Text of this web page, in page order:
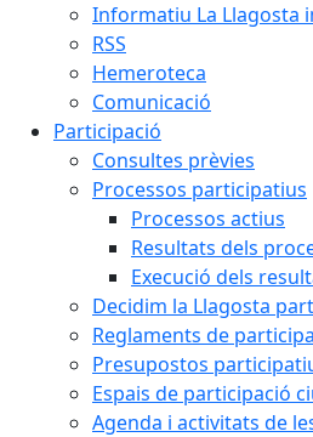
Informatiu La Llagosta
RSS
Hemeroteca
Comunicació
Participació
Consultes prèvies
Processos participatius
Processos actius
Resultats dels
Execució dels
Decidim la Llagosta
Reglaments de
Presupostos
Espais de participació
Agenda i activitats de